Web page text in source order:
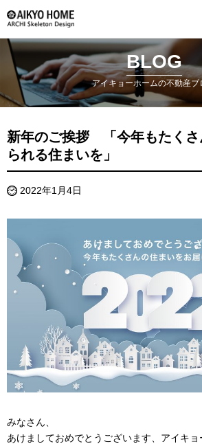
BLOG
アイキョーホームの不動産ブ
新年のご挨拶 「今年もたくさ
られる住まいを」
2022年1月4日
みなさん、
あけましておめでとうございます、アイキョ